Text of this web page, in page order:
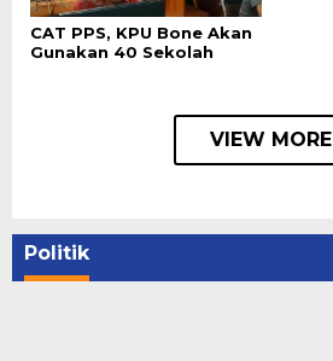
CAT PPS, KPU Bone Akan
Gunakan 40 Sekolah
VIEW MORE
Politik